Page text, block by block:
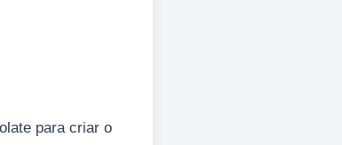
para criar o